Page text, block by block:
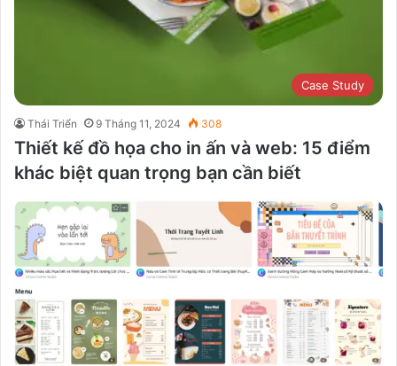
Case Study
Thái Triển 9 Tháng 11, 2024 308
Thiết kế đồ họa cho in ấn và web: 15 điểm
khác biệt quan trọng bạn cần biết